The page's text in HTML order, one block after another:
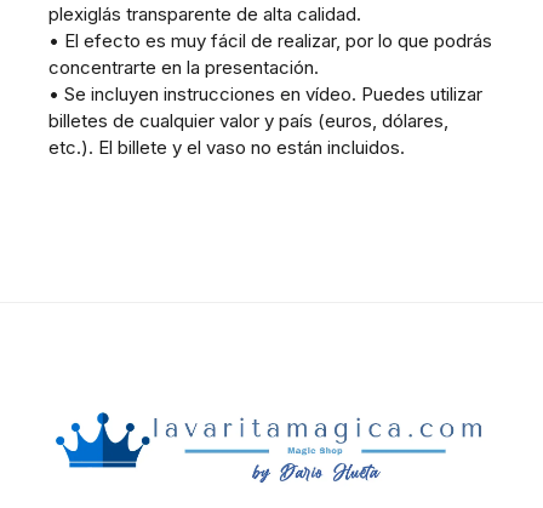
plexiglás transparente de alta calidad.
• El efecto es muy fácil de realizar, por lo que podrás
concentrarte en la presentación.
• Se incluyen instrucciones en vídeo. Puedes utilizar
billetes de cualquier valor y país (euros, dólares,
etc.). El billete y el vaso no están incluidos.